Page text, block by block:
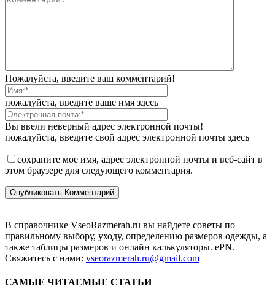
Пожалуйста, введите ваш комментарий!
пожалуйста, введите ваше имя здесь
Вы ввели неверный адрес электронной почты!
пожалуйста, введите свой адрес электронной почты здесь
сохраните мое имя, адрес электронной почты и веб-сайт в
этом браузере для следующего комментария.
В справочнике VseoRazmerah.ru вы найдете советы по
правильному выбору, уходу, определению размеров одежды, а
также таблицы размеров и онлайн калькуляторы. ePN.
Свяжитесь с нами: vseorazmerah.ru@gmail.com
САМЫЕ ЧИТАЕМЫЕ СТАТЬИ